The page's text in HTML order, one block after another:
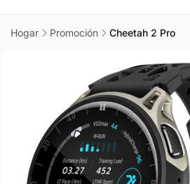
Hogar Promoción Cheetah 2 Pro